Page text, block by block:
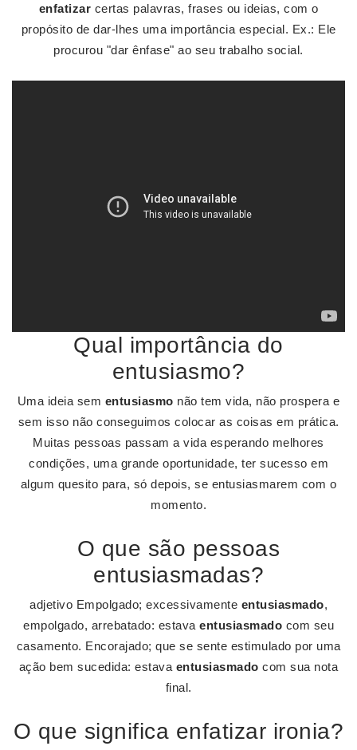
enfatizar certas palavras, frases ou ideias, com o
propósito de dar-lhes uma importância especial. Ex.: Ele
procurou "dar ênfase" ao seu trabalho social.
Qual importância do
entusiasmo?
Uma ideia sem entusiasmo não tem vida, não prospera e
sem isso não conseguimos colocar as coisas em prática.
Muitas pessoas passam a vida esperando melhores
condições, uma grande oportunidade, ter sucesso em
algum quesito para, só depois, se entusiasmarem com o
momento.
O que são pessoas
entusiasmadas?
adjetivo Empolgado; excessivamente entusiasmado,
empolgado, arrebatado: estava entusiasmado com seu
casamento. Encorajado; que se sente estimulado por uma
ação bem sucedida: estava entusiasmado com sua nota
final.
O que significa enfatizar ironia?